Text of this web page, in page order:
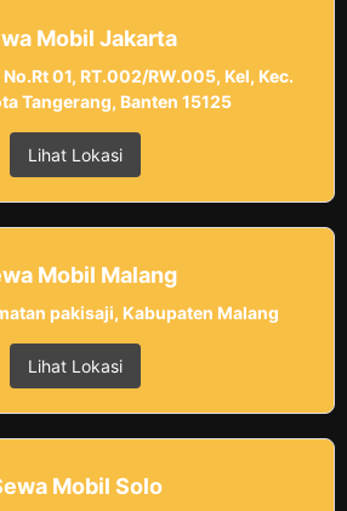
Mobil Jakarta
01, RT.002/RW.005, Kel, Kec.
Tangerang, Banten 15125
Lihat Lokasi
Mobil Malang
pakisaji, Kabupaten Malang
Lihat Lokasi
Mobil Solo